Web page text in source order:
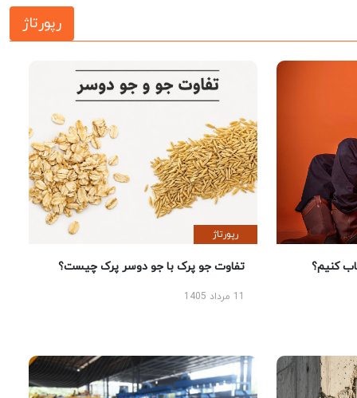
رپورتاژ
کنیم؟
رپورتاژ
تفاوت جو پرک با جو دوسر پرک چیست؟